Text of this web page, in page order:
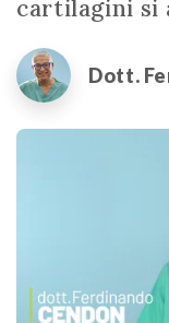
cartilagini si
Dott.